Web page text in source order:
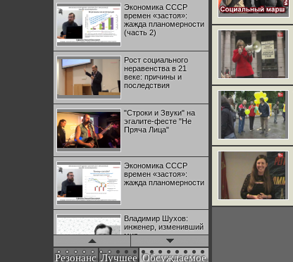
Экономика СССР
времен «застоя»:
жажда планомерности
(часть 2)
Рост социального
неравенства в 21
веке: причины и
последствия
"Строки и Звуки" на
эгалите-фесте "Не
Пряча Лица"
Экономика СССР
времен «застоя»:
жажда планомерности
Владимир Шухов:
инженер, изменивший
мир
Резонанс Лучшее Обсуждаемое